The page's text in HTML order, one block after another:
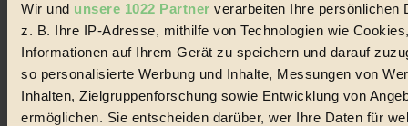
Wir und unsere 1022 Partner verarbeiten Ihre persönlichen
z. B. Ihre IP-Adresse, mithilfe von Technologien wie
Informationen auf Ihrem Gerät zu speichern und darauf
so personalisierte Werbung und Inhalte, Messungen von
Inhalten, Zielgruppenforschung sowie Entwicklung von
ermöglichen. Sie entscheiden darüber, wer Ihre Daten für
alternativer Energien.
Social Media
22.601 Fans auf Facebook
3.415 Follower auf Twitter
Folge uns auf Instagram
Themen